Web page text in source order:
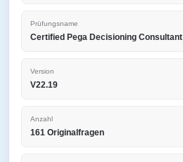
Prüfungsname
Certified Pega Decisioning Consultant
Version
V22.19
Anzahl
161 Originalfragen